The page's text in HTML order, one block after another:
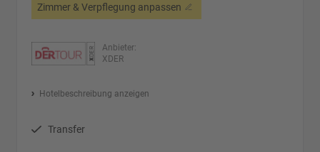
Zimmer & Verpflegung anpassen
Anbieter:
XDER
Hotelbeschreibung anzeigen
Transfer